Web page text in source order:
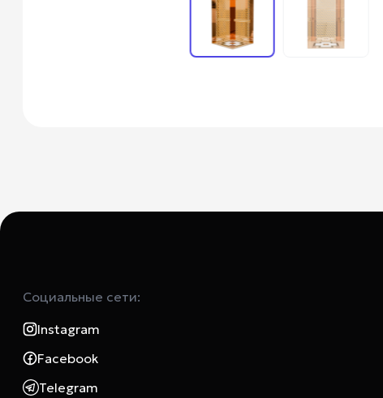
Социальные сети:
Instagram
Facebook
Telegram